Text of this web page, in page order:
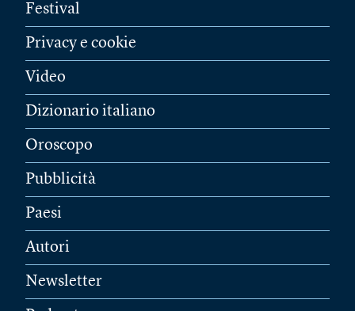
Festival
Privacy e cookie
Video
Dizionario italiano
Oroscopo
Pubblicità
Paesi
Autori
Newsletter